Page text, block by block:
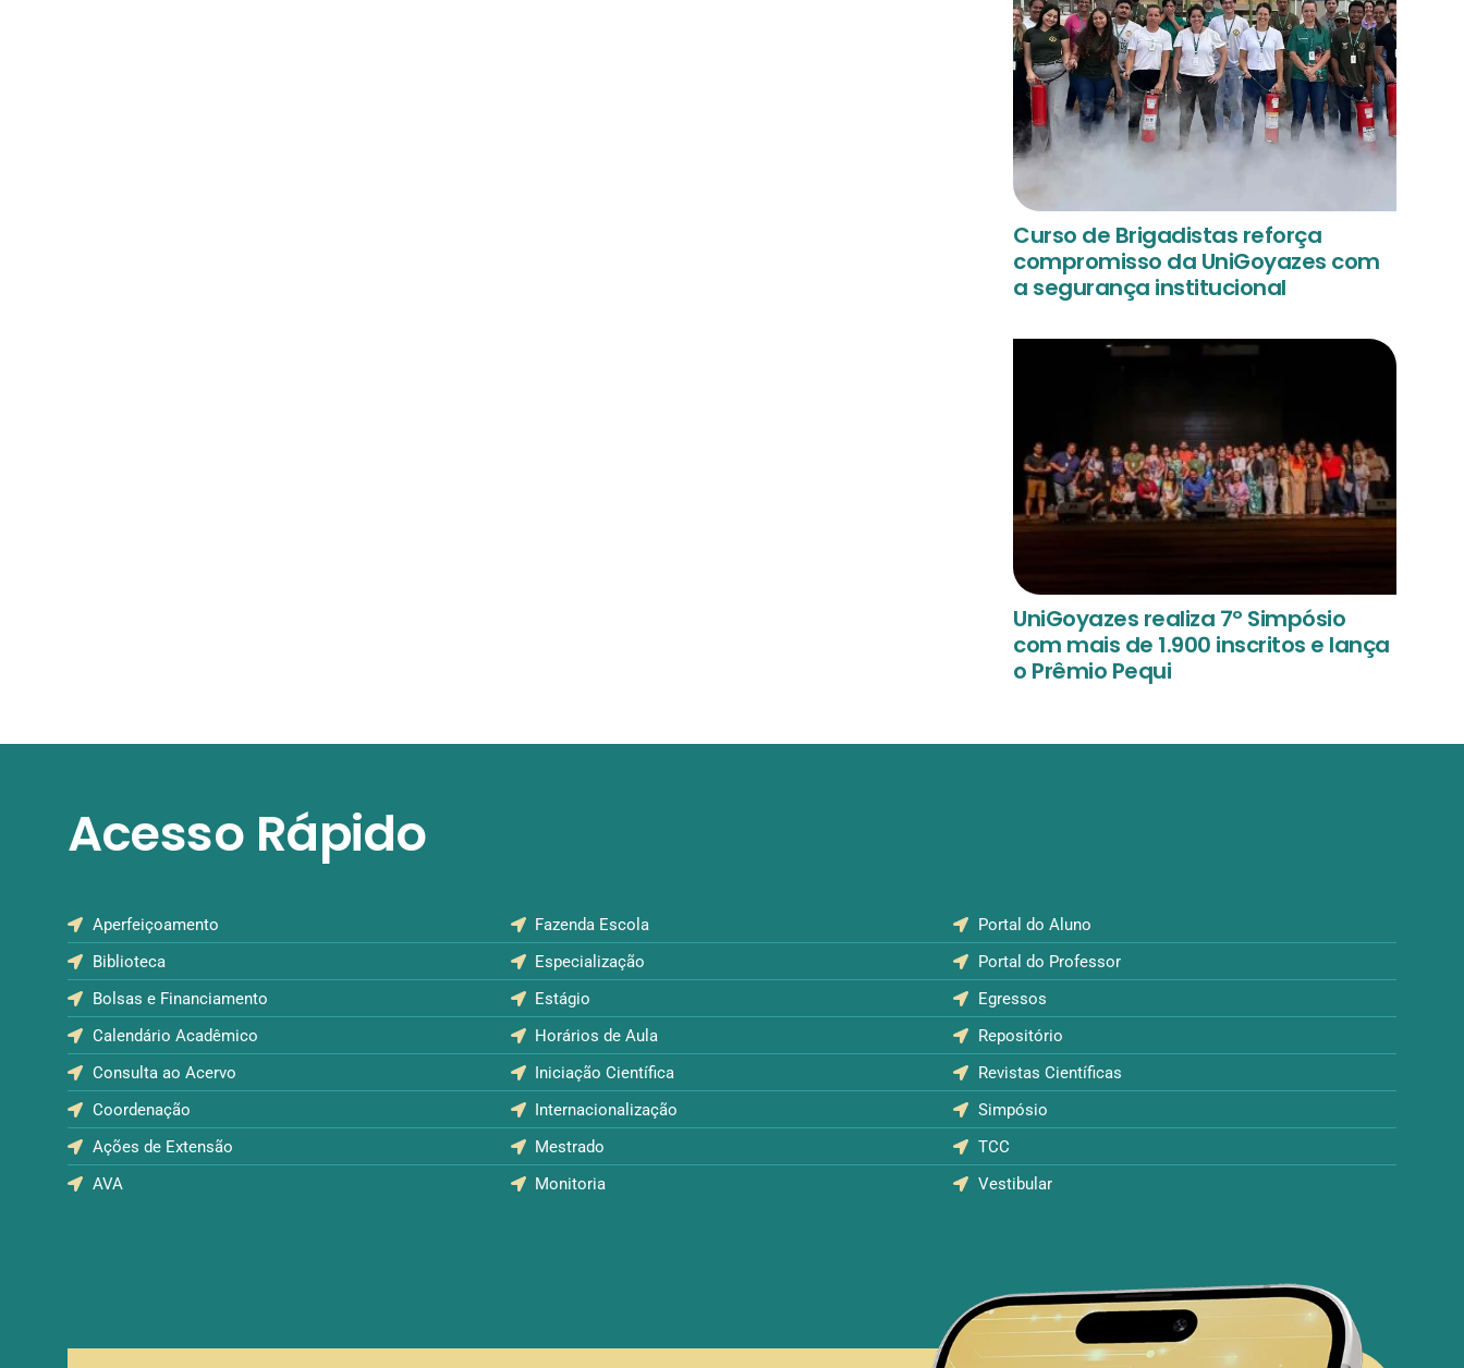
Curso de Brigadistas reforça
compromisso da UniGoyazes com
a segurança institucional
UniGoyazes realiza 7º Simpósio
com mais de 1.900 inscritos e lança
o Prêmio Pequi
Acesso Rápido
Aperfeiçoamento
Biblioteca
Bolsas e Financiamento
Calendário Acadêmico
Consulta ao Acervo
Coordenação
Ações de Extensão
AVA
Fazenda Escola
Especialização
Estágio
Horários de Aula
Iniciação Científica
Internacionalização
Mestrado
Monitoria
Portal do Aluno
Portal do Professor
Egressos
Repositório
Revistas Científicas
Simpósio
TCC
Vestibular